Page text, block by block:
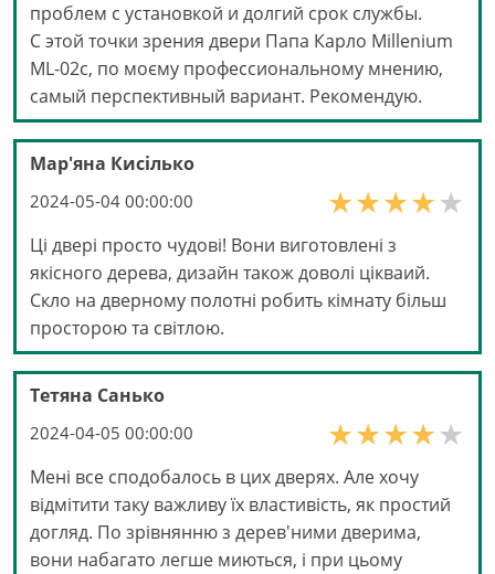
проблем с установкой и долгий срок службы.
С этой точки зрения двери Папа Карло Millenium
ML-02с, по моєму профессиональному мнению,
самый перспективный вариант. Рекомендую.
Мар'яна Кисілько
2024-05-04 00:00:00
Ці двері просто чудові! Вони виготовлені з
якісного дерева, дизайн також доволі цікваий.
Скло на дверному полотні робить кімнату більш
просторою та світлою.
Тетяна Санько
2024-04-05 00:00:00
Мені все сподобалось в цих дверях. Але хочу
відмітити таку важливу їх властивість, як простий
догляд. По зрівнянню з дерев'ними дверима,
вони набагато легше миються, і при цьому